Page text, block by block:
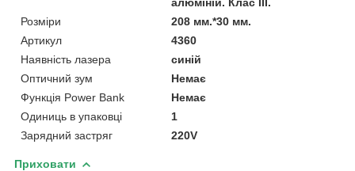
Розміри
208 мм.*30 мм.
Артикул
4360
Наявність лазера
синій
Оптичний зум
Немає
Функція Power Bank
Немає
Одиниць в упаковці
1
Зарядний застряг
220V
Приховати